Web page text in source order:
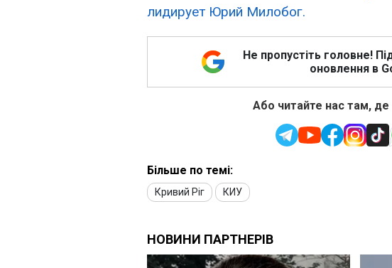
лидирует Юрий Милобог.
Не пропустіть головне!
оновлення в
Або читайте нас там, де
Більше по темі:
Кривий Ріг КИУ